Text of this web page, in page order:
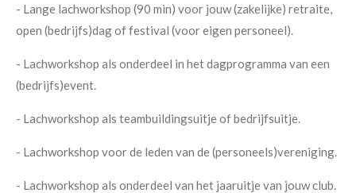
- Lange lachworkshop (90 min) voor jouw (zakelijke) retraite,
open (bedrijfs)dag of festival (voor eigen personeel).
- Lachworkshop als onderdeel in het dagprogramma van een
(bedrijfs)event.
- Lachworkshop als teambuildingsuitje of bedrijfsuitje.
- Lachworkshop voor de leden van de (personeels)vereniging.
- Lachworkshop als onderdeel van het jaaruitje van jouw club.